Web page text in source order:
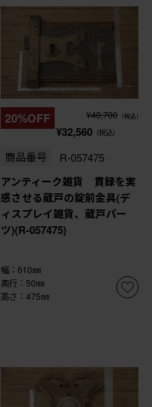
20%OFF ¥40,700 (税込)
¥32,560 (税込)
商品番号 R-057475
アンティーク雑貨 貫録を実
感させる蔵戸の錠前金具(デ
ィスプレイ雑貨、蔵戸パー
ツ)(R-057475)
幅：610㎜
奥行：50㎜
高さ：475㎜